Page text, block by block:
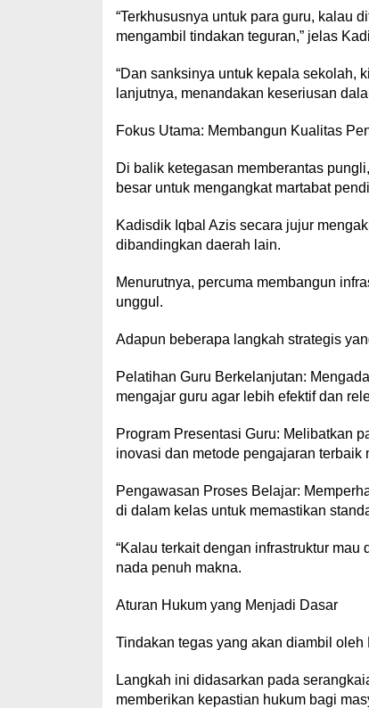
“Terkhususnya untuk para guru, kalau
mengambil tindakan teguran,” jelas
“Dan sanksinya untuk kepala sekolah,
lanjutnya, menandakan keseriusan
Fokus Utama: Membangun Kualitas
Di balik ketegasan memberantas
besar untuk mengangkat martabat
Kadisdik Iqbal Azis secara jujur
dibandingkan daerah lain.
Menurutnya, percuma membangun
unggul.
Adapun beberapa langkah strategis
Pelatihan Guru Berkelanjutan:
mengajar guru agar lebih efektif dan
Program Presentasi Guru: Melibatkan
inovasi dan metode pengajaran terbaik
Pengawasan Proses Belajar:
di dalam kelas untuk memastikan
“Kalau terkait dengan infrastruktur
nada penuh makna.
Aturan Hukum yang Menjadi Dasar
Tindakan tegas yang akan diambil
Langkah ini didasarkan pada
memberikan kepastian hukum bagi